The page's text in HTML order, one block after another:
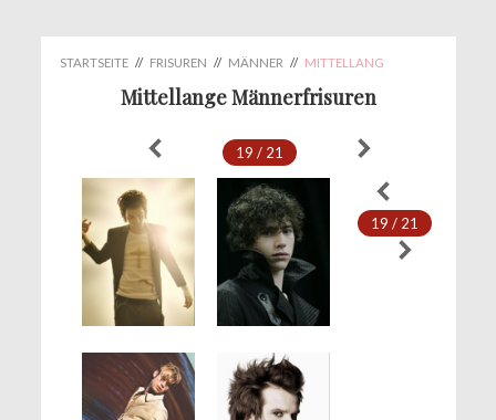
STARTSEITE // FRISUREN // MÄNNER // MITTELLANG
Mittellange Männerfrisuren
19 / 21
19 / 21